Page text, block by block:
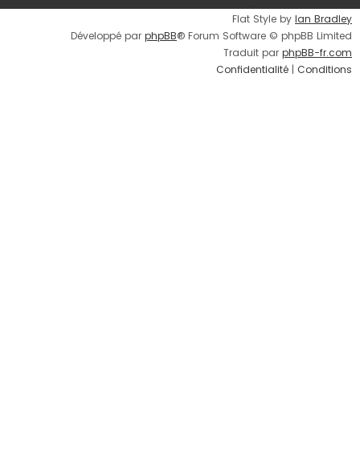
r
Flat Style by Ian Bradley
Développé par phpBB® Forum Software © phpBB Limited
Traduit par phpBB-fr.com
Confidentialité | Conditions